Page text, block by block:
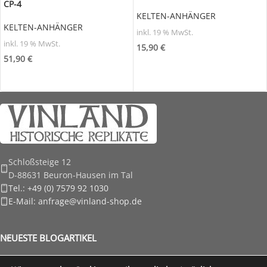
CP-4
KELTEN-ANHÄNGER
inkl. 19 % MwSt.
51,90 €
KELTEN-ANHÄNGER
inkl. 19 % MwSt.
15,90 €
Schloßsteige 12
D-88631 Beuron-Hausen im Tal
Tel.: +49 (0) 7579 92 1030
E-Mail: anfrage@vinland-shop.de
NEUESTE BLOGARTIKEL